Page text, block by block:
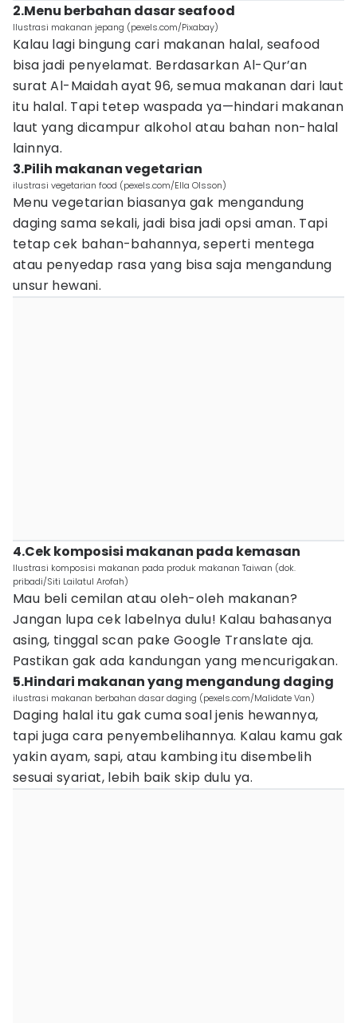
2.Menu berbahan dasar seafood
Ilustrasi makanan jepang (pexels.com/Pixabay)
Kalau lagi bingung cari makanan halal, seafood
bisa jadi penyelamat. Berdasarkan Al-Qur’an
surat Al-Maidah ayat 96, semua makanan dari laut
itu halal. Tapi tetep waspada ya—hindari makanan
laut yang dicampur alkohol atau bahan non-halal
lainnya.
3.Pilih makanan vegetarian
ilustrasi vegetarian food (pexels.com/Ella Olsson)
Menu vegetarian biasanya gak mengandung
daging sama sekali, jadi bisa jadi opsi aman. Tapi
tetap cek bahan-bahannya, seperti mentega
atau penyedap rasa yang bisa saja mengandung
unsur hewani.
4.Cek komposisi makanan pada kemasan
Ilustrasi komposisi makanan pada produk makanan Taiwan (dok.
pribadi/Siti Lailatul Arofah)
Mau beli cemilan atau oleh-oleh makanan?
Jangan lupa cek labelnya dulu! Kalau bahasanya
asing, tinggal scan pake Google Translate aja.
Pastikan gak ada kandungan yang mencurigakan.
5.Hindari makanan yang mengandung daging
ilustrasi makanan berbahan dasar daging (pexels.com/Malidate Van)
Daging halal itu gak cuma soal jenis hewannya,
tapi juga cara penyembelihannya. Kalau kamu gak
yakin ayam, sapi, atau kambing itu disembelih
sesuai syariat, lebih baik skip dulu ya.